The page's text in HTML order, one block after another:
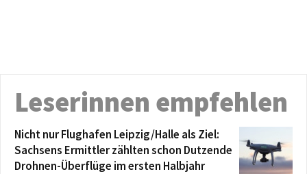
Leserinnen empfehlen
Nicht nur Flughafen Leipzig/Halle als Ziel:
Sachsens Ermittler zählten schon Dutzende
Drohnen-Überflüge im ersten Halbjahr